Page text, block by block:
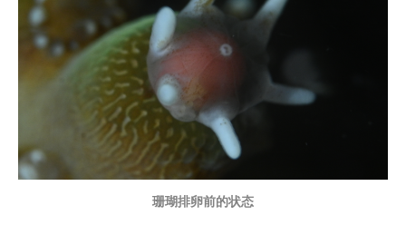
珊瑚排卵前的状态